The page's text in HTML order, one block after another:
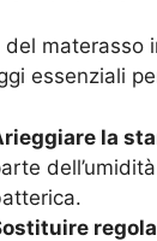
del
essenziali
la